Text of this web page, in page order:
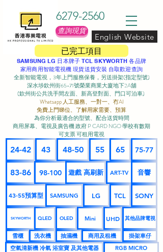
已完工項目
6279-2560
查詢現貨
English Website
SAMSUNG LG 日本牌子 TCL SKYWORTH 各品牌
家用商用智能電視機 現貨送貨安裝 自取歡迎查詢
全新智能電視，3年上門服務保養，另送掛架(指定型號)
深水埗欽州街65-71號榮業商業大廈地下2A舖
(欽州街公共洗手間左面、新高登對面、門口可泊車) ​
Whatsapp 人工服務、一對一、冇AI
免費上門睇位、了解用家需要、預算
為你分析最適合的型號、配合送貨時間
商用屏幕、電視及廣告機 政府 P CARD NGO 學校有數期
可支票 可租用電視
24-42 43 48-50 55 65 75-77
83-86 98-100 遊戲 高刷新 ART-TV 音響
43-55預算型 SAMSUNG LG TCL SONY
SKYWORTH QLED OLED Mini UHD 其他品牌電視
雪櫃 洗衣機 抽濕機 商用及租機
掛架車仔
空氣清新機 冷氣 浴室寶 及其他電器
RGB MICRO